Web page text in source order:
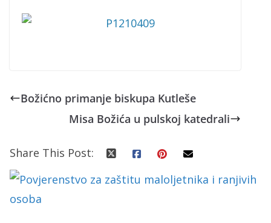
Božićno primanje biskupa Kutleše
Misa Božića u pulskoj katedrali
Share This Post: